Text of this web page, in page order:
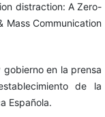
distraction: A Zero-
Mass Communication
en la prensa
de la
Española.